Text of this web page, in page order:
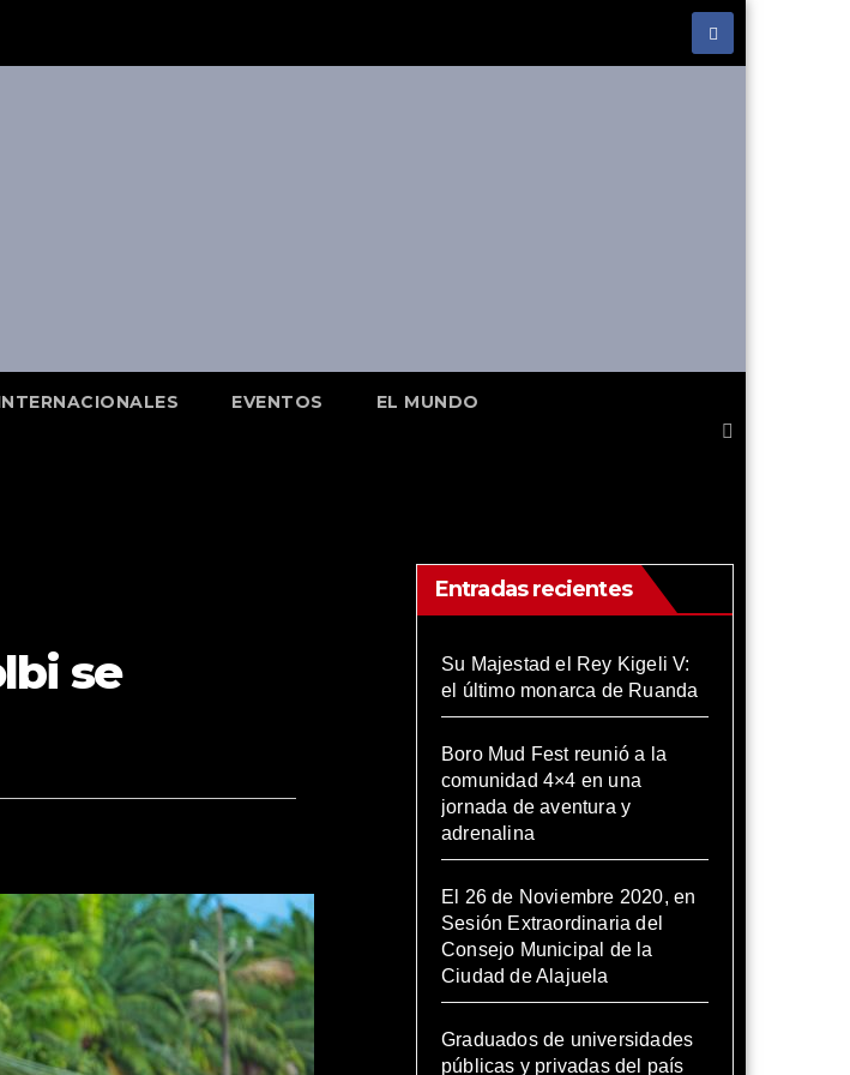
EVENTOS EL MUNDO
se
Entradas recientes
Su Majestad el Rey Kigeli V:
el último monarca de Ruanda
Boro Mud Fest reunió a la
comunidad 4×4 en una
jornada de aventura y
adrenalina
El 26 de Noviembre 2020, en
Sesión Extraordinaria del
Consejo Municipal de la
Ciudad de Alajuela
Graduados de universidades
públicas y privadas del país